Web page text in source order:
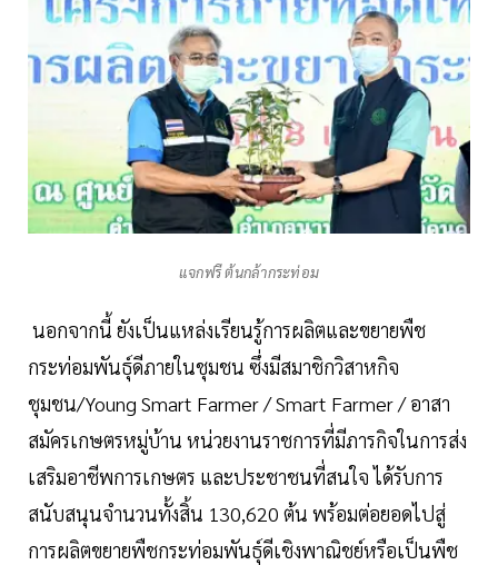
แจกฟรี ต้นกล้ากระท่อม
นอกจากนี้ ยังเป็นแหล่งเรียนรู้การผลิตและขยายพืช
กระท่อมพันธุ์ดีภายในชุมชน ซึ่งมีสมาชิกวิสาหกิจ
ชุมชน/Young Smart Farmer / Smart Farmer / อาสา
สมัครเกษตรหมู่บ้าน หน่วยงานราชการที่มีภารกิจในการส่ง
เสริมอาชีพการเกษตร และประชาชนที่สนใจ ได้รับการ
สนับสนุนจำนวนทั้งสิ้น 130,620 ต้น พร้อมต่อยอดไปสู่
การผลิตขยายพืชกระท่อมพันธุ์ดีเชิงพาณิชย์หรือเป็นพืช